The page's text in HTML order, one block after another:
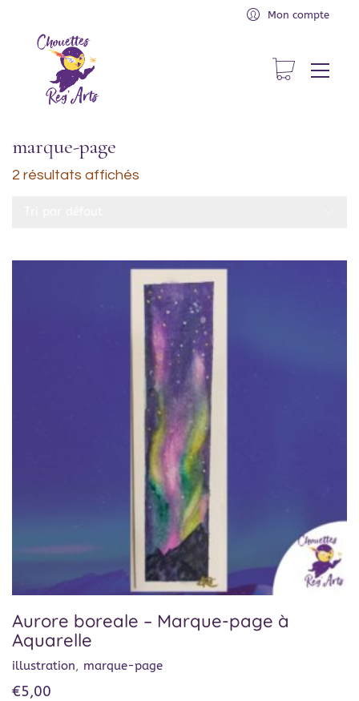
Mon compte
marque-page
2 résultats affichés
Aurore boreale – Marque-page à
Aquarelle
illustration, marque-page
€5,00